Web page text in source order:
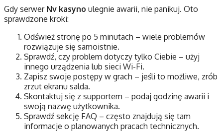
Gdy serwer Nv kasyno ulegnie awarii, nie panikuj. Oto
sprawdzone kroki:
Odśwież stronę po 5 minutach – wiele problemów
rozwiązuje się samoistnie.
Sprawdź, czy problem dotyczy tylko Ciebie – użyj
innego urządzenia lub sieci Wi-Fi.
Zapisz swoje postępy w grach – jeśli to możliwe, zrób
zrzut ekranu salda.
Skontaktuj się z supportem – podaj godzinę awarii i
swoją nazwę użytkownika.
Sprawdź sekcję FAQ – często znajdują się tam
informacje o planowanych pracach technicznych.